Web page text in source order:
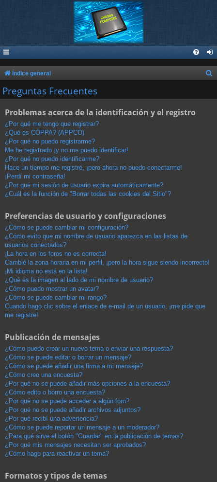
Índice general
s
Preguntas Frecuentes
Problemas acerca de la identificación y el registro
¿Por qué me tengo que registrar?
¿Qué es COPPA? (APPCO)
¿Por qué no puedo registrarme?
Me he registrado ¡y no me puedo identificar!
¿Por qué no puedo identificarme?
Hace un tiempo me registré, ¡pero ahora no puedo conectarme!
¡Perdí mi contraseña!
¿Por qué mi sesión de usuario expira automáticamente?
¿Cuál es la función de "Borrar todas las cookies del Sitio"?
Preferencias de usuario y configuraciones
¿Cómo se puede cambiar mi configuración?
¿Cómo evito que mi nombre de usuario aparezca en las listas de
usuarios conectados?
¡La hora en los foros no es correcta!
Cambié la zona horaria en mi perfil, ¡pero la hora sigue siendo incorrecto!
¡Mi idioma no está en la lista!
¿Qué es la imagen al lado de mi nombre de usuario?
¿Cómo puedo mostrar un avatar?
¿Cómo se puede cambiar mi rango?
Cuando hago clic sobre el enlace de e-mail de un usuario, ¡me pide que
me registre!
Publicación de mensajes
¿Cómo puedo crear un nuevo tema o enviar una respuesta?
¿Cómo se puede editar o borrar un mensaje?
¿Cómo se puede añadir una firma a mi mensaje?
¿Cómo creo una encuesta?
¿Por qué no se puede añadir más opciones a la encuesta?
¿Cómo edito o borro una encuesta?
¿Por qué no se puede acceder a algún foro?
¿Por qué no se puede añadir archivos adjuntos?
¿Por qué recibí una advertencia?
¿Cómo se puede reportar un mensaje a un moderador?
¿Para qué sirve el botón "Guardar" en la publicación de temas?
¿Por qué mis mensajes necesitan ser aprobados?
¿Cómo hago para reactivar un tema?
Formatos y tipos de temas